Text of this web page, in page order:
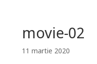
movie-02
11 martie 2020